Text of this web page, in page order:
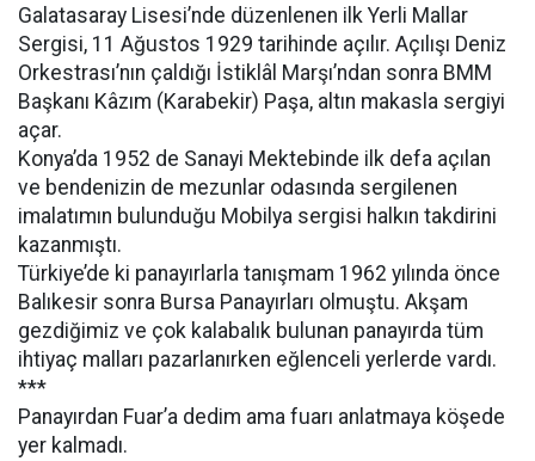
Galatasaray Lisesi’nde düzenlenen ilk Yerli Mallar
Sergisi, 11 Ağustos 1929 tarihinde açılır. Açılışı Deniz
Orkestrası’nın çaldığı İstiklâl Marşı’ndan sonra BMM
Başkanı Kâzım (Karabekir) Paşa, altın makasla sergiyi
açar.
Konya’da 1952 de Sanayi Mektebinde ilk defa açılan
ve bendenizin de mezunlar odasında sergilenen
imalatımın bulunduğu Mobilya sergisi halkın takdirini
kazanmıştı.
Türkiye’de ki panayırlarla tanışmam 1962 yılında önce
Balıkesir sonra Bursa Panayırları olmuştu. Akşam
gezdiğimiz ve çok kalabalık bulunan panayırda tüm
ihtiyaç malları pazarlanırken eğlenceli yerlerde vardı.
***
Panayırdan Fuar’a dedim ama fuarı anlatmaya köşede
yer kalmadı.